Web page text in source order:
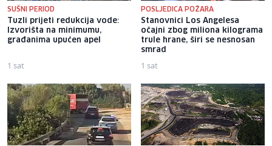
SUŠNI PERIOD
Tuzli prijeti redukcija vode:
Izvorišta na minimumu,
građanima upućen apel
1 sat
POSLJEDICA POŽARA
Stanovnici Los Angelesa
očajni zbog miliona kilograma
trule hrane, širi se nesnosan
smrad
1 sat